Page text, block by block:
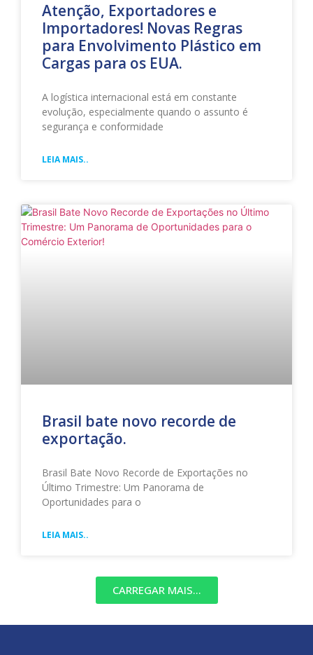
Atenção, Exportadores e
Importadores! Novas Regras
para Envolvimento Plástico em
Cargas para os EUA.
A logística internacional está em constante
evolução, especialmente quando o assunto é
segurança e conformidade
LEIA MAIS..
Brasil bate novo recorde de
exportação.
Brasil Bate Novo Recorde de Exportações no
Último Trimestre: Um Panorama de
Oportunidades para o
LEIA MAIS..
CARREGAR MAIS...